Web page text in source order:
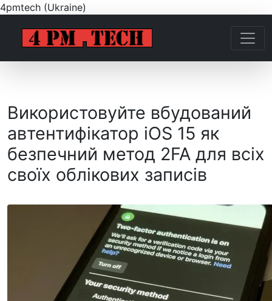
4pmtech (Ukraine)
Використовуйте вбудований
автентифікатор iOS 15 як
безпечний метод 2FA для всіх
своїх облікових записів